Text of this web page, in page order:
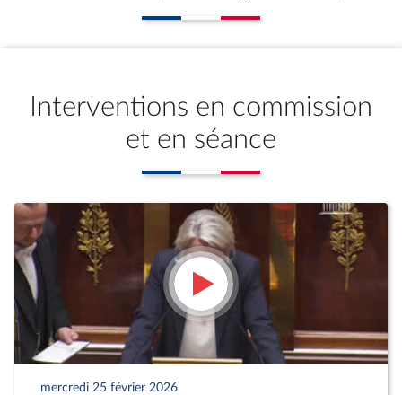
Interventions en commission
et en séance
mercredi 25 février 2026